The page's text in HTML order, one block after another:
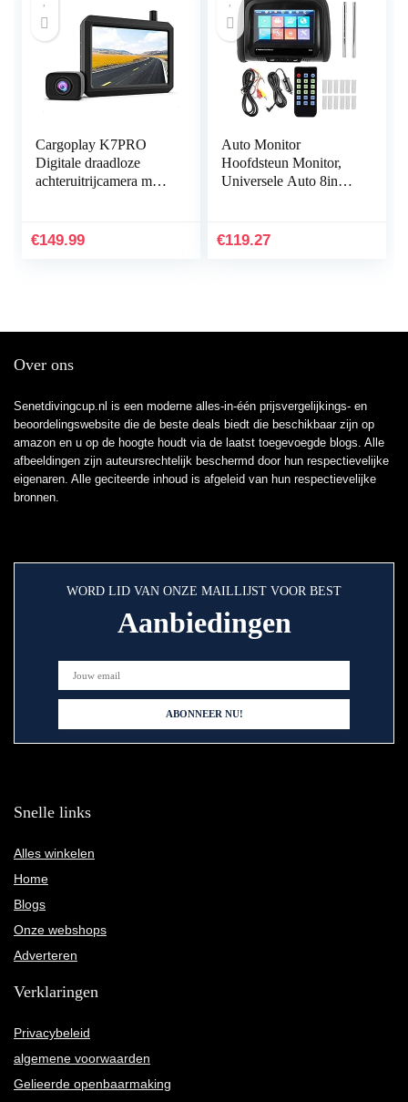
Cargoplay K7PRO
Digitale draadloze
achteruitrijcamera met
5 inch HD-monitor…
€149.99
Auto Monitor
Hoofdsteun Monitor,
Universele Auto 8in
Mediaspeler HD
€119.27
Over ons
Senetdivingcup.nl is een moderne alles-in-één prijsvergelijkings- en
beoordelingswebsite die de beste deals biedt die beschikbaar zijn op
amazon en u op de hoogte houdt via de laatst toegevoegde blogs. Alle
afbeeldingen zijn auteursrechtelijk beschermd door hun respectievelijke
eigenaren. Alle geciteerde inhoud is afgeleid van hun respectievelijke
bronnen.
WORD LID VAN ONZE MAILLIJST VOOR BEST
Aanbiedingen
Snelle links
Alles winkelen
Home
Blogs
Onze webshops
Adverteren
Verklaringen
Privacybeleid
algemene voorwaarden
Gelieerde openbaarmaking